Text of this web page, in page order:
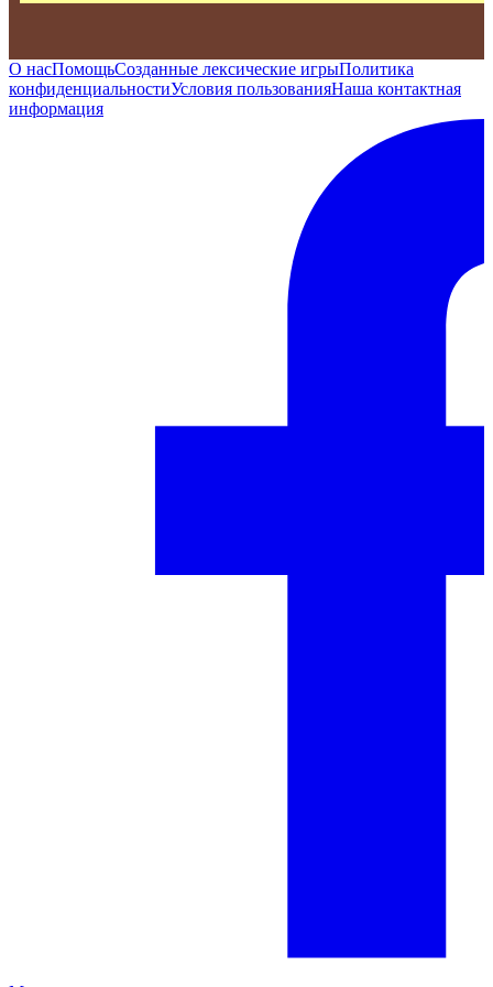
О насПомощьСозданные лексические игрыПолитика
конфиденциальностиУсловия пользованияНаша контактная
информация